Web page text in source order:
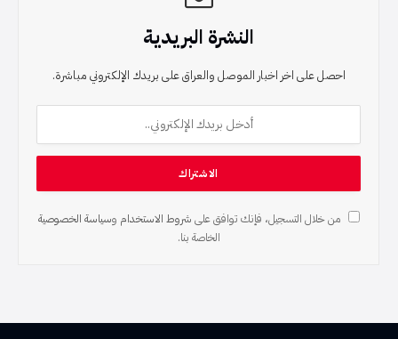
النشرة البريدية
احصل على اخر اخبار الموصل والعراق على بريدك الإلكتروني مباشرة.
من خلال التسجيل، فإنك توافق على شروط الاستخدام وسياسة الخصوصية
الخاصة بنا.